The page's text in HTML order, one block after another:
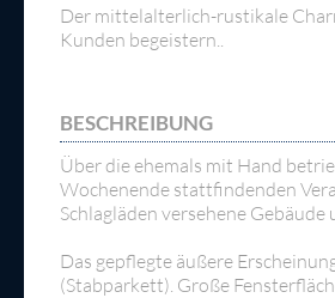
Der mittelalterlich-rustikale
Kunden begeistern..
BESCHREIBUNG
Über die ehemals mit Hand
Wochenende stattfindenden
Schlagläden versehene
Das gepflegte äußere
(Stabparkett). Große